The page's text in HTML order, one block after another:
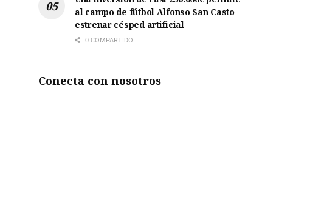
al campo de fútbol Alfonso San Casto
estrenar césped artificial
0 COMPARTIDO
Conecta con nosotros